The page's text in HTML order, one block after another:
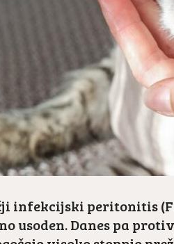
infekcijski peritonitis
usoden. Danes pa